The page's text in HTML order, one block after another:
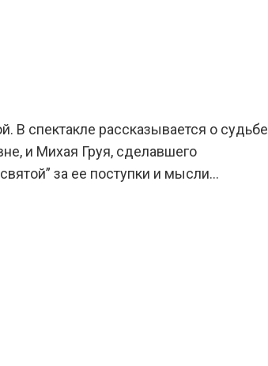
В спектакле рассказывается о судьбе
и Михая Груя, сделавшего
за ее поступки и мысли…